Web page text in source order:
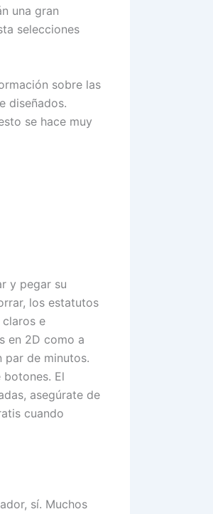
una gran
selecciones
sobre las
diseñados.
se hace muy
y pegar su
los estatutos
e
en 2D como a
par de minutos.
El
asegúrate de
cuando
sí. Muchos